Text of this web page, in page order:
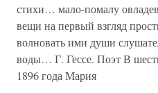
стихи… мало-помалу
вещи на первый взгляд
волновать ими души
воды… Г. Гессе. Поэт В
1896 года Мария